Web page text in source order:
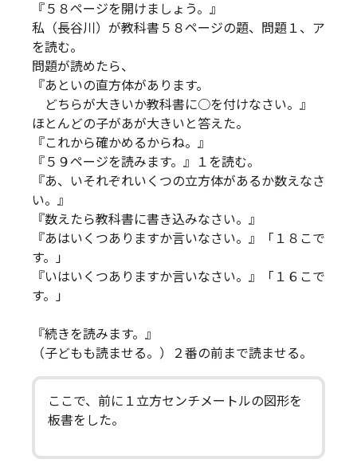
『５８ページを開けましょう。』
私（長谷川）が教科書５８ページの題、問題１、ア
を読む。
問題が読めたら、
『あといの直方体があります。
どちらが大きいか教科書に○を付けなさい。』
ほとんどの子があが大きいと答えた。
『これから確かめるからね。』
『５９ページを読みます。』１を読む。
『あ、いそれぞれいくつの立方体があるか数えなさ
い。』
『数えたら教科書に書き込みなさい。』
『あはいくつありますか言いなさい。』「１８こで
す。」
『いはいくつありますか言いなさい。』「１６こで
す。」
『続きを読みます。』
（子どもも読ませる。）２番の前まで読ませる。
ここで、前に１立方センチメートルの図形を
板書をした。